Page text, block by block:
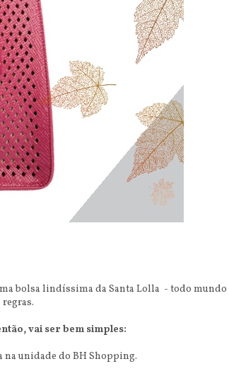
bolsa lindíssima da Santa Lolla - todo mundo
vai ser bem simples:
na unidade do BH Shopping.